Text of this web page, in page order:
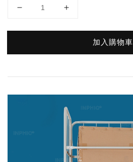
加入購物車